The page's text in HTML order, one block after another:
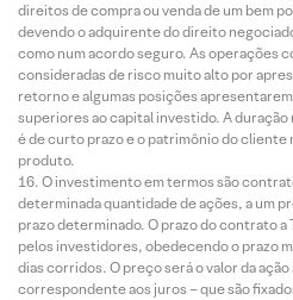
direitos de compra ou venda de um bem
devendo o adquirente do direito
como num acordo seguro. As operações
consideradas de risco muito alto por
retorno e algumas posições
superiores ao capital investido. A
é de curto prazo e o patrimônio do
produto.
O investimento em termos são
determinada quantidade de ações, a um
prazo determinado. O prazo do contrato
pelos investidores, obedecendo o prazo
dias corridos. O preço será o valor da
correspondente aos juros – que são